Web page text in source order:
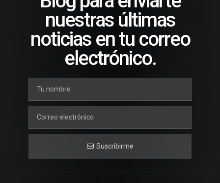
nuestras últimas
noticias en tu correo
electrónico.
Suscribirme